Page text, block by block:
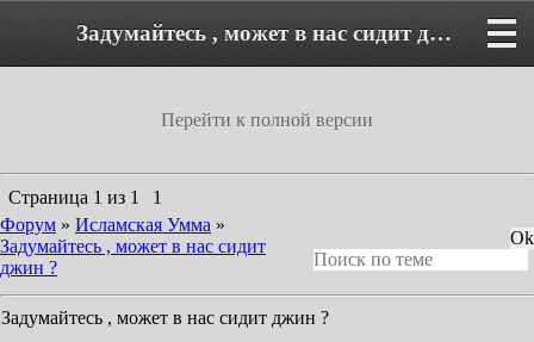
Задумайтесь , может в нас сидит джин ? - Форум
Перейти к полной версии
Страница 1 из 1
1
Форум » Исламская Умма »
Задумайтесь , может в нас сидит
джин ?
Задумайтесь , может в нас сидит джин ?